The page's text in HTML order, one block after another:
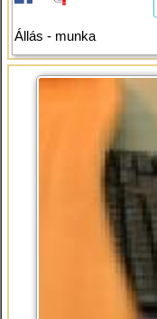
Állás - munka